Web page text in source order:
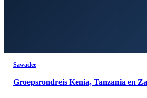
Sawadee
Groepsrondreis Kenia, Tanzania en